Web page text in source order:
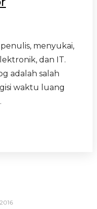
menyukai,
dan IT.
adalah salah
waktu luang